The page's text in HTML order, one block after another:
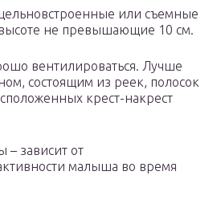
или съемные
не превышающие 10 см.
вентилироваться. Лучше
состоящим из реек, полосок
крест-накрест
– зависит от
малыша во время